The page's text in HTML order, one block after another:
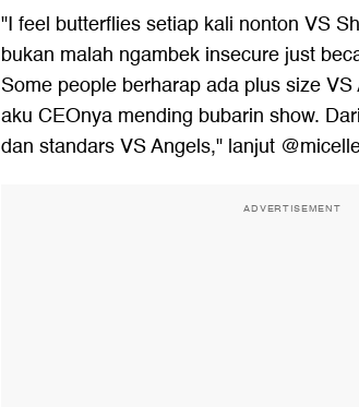
"I feel butterflies setiap kali nonton VS
bukan malah ngambek insecure just
Some people berharap ada plus size
aku CEOnya mending bubarin show.
dan standars VS Angels," lanjut
ADVERTISEMENT